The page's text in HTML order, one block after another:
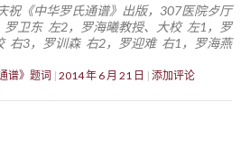
祝《中华罗氏通谱》出版，307医院歺厅
罗卫东 左2，罗海曦教授、大校 左1，罗
右3，罗训森 右2，罗迎难 右1，罗海燕
谱》题词 2014 年 6 月 21 日 添加评论